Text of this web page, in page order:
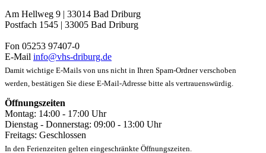
Am Hellweg 9 | 33014 Bad Driburg
Postfach 1545 | 33005 Bad Driburg
Fon 05253 97407-0
E-Mail info@vhs-driburg.de
Damit wichtige E-Mails von uns nicht in Ihren Spam-Ordner verschoben
werden, bestätigen Sie diese E-Mail-Adresse bitte als vertrauenswürdig.
Öffnungszeiten
Montag: 14:00 - 17:00 Uhr
Dienstag - Donnerstag: 09:00 - 13:00 Uhr
Freitags: Geschlossen
In den Ferienzeiten gelten eingeschränkte Öffnungszeiten.